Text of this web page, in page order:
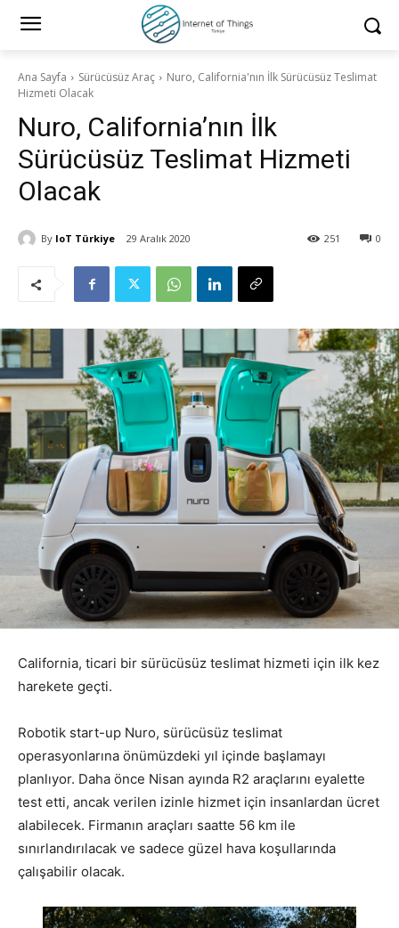
Ana Sayfa Sürücüsüz Araç
Nuro, California'nın İlk Sürücüsüz Teslimat
Hizmeti Olacak
Nuro, California’nın İlk
Sürücüsüz Teslimat Hizmeti
Olacak
By IoT Türkiye 29 Aralık 2020 0
251
California, ticari bir sürücüsüz teslimat hizmeti için ilk kez
harekete geçti.
Robotik start-up Nuro, sürücüsüz teslimat
operasyonlarına önümüzdeki yıl içinde başlamayı
planlıyor. Daha önce Nisan ayında R2 araçlarını eyalette
test etti, ancak verilen izinle hizmet için insanlardan ücret
alabilecek. Firmanın araçları saatte 56 km ile
sınırlandırılacak ve sadece güzel hava koşullarında
çalışabilir olacak.